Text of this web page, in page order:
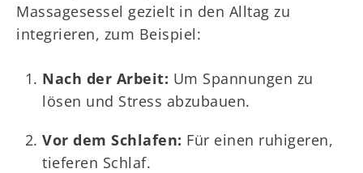
Massagesessel gezielt in den Alltag zu
integrieren, zum Beispiel:
Nach der Arbeit: Um Spannungen zu
lösen und Stress abzubauen.
Vor dem Schlafen: Für einen ruhigeren,
tieferen Schlaf.